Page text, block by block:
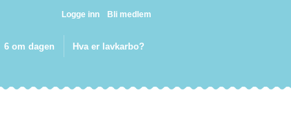
6 om dagen Hva er lavkarbo?
Logge inn Bli medlem